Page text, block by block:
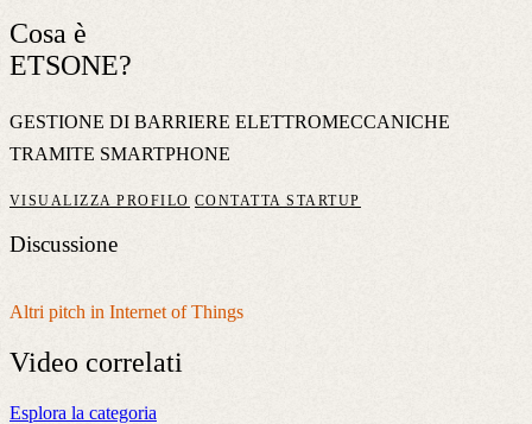
Cosa è
ETSONE?
GESTIONE DI BARRIERE ELETTROMECCANICHE
TRAMITE SMARTPHONE
VISUALIZZA PROFILO CONTATTA STARTUP
Discussione
Altri pitch in Internet of Things
Video correlati
Esplora la categoria